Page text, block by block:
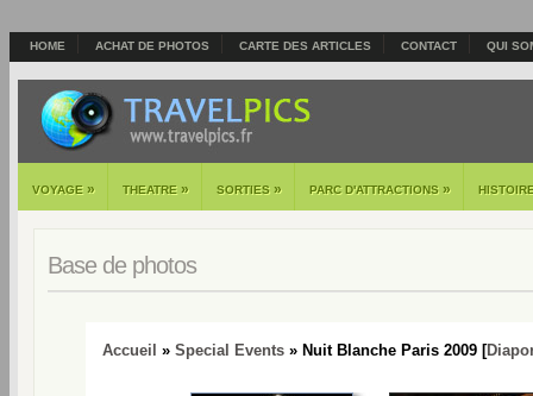
HOME ACHAT DE PHOTOS CARTE DES ARTICLES CONTACT QUI
VOYAGE » THEATRE » SORTIES » PARC D'ATTRACTIONS »
Base de photos
Accueil » Special Events » Nuit Blanche Paris 2009 [